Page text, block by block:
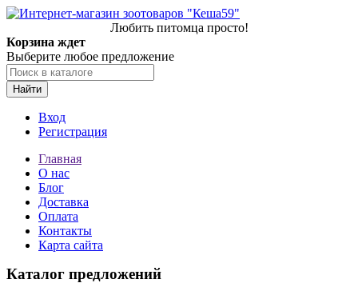
Любить питомца просто!
Корзина ждет
Выберите любое предложение
Найти
Вход
Регистрация
Главная
О нас
Блог
Доставка
Оплата
Контакты
Карта сайта
Каталог предложений